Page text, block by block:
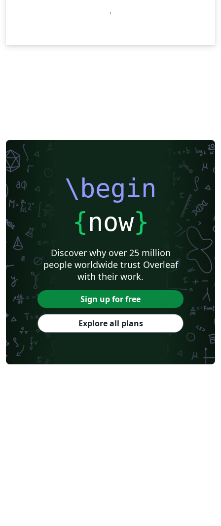
\begin
{now}
Discover why over 25 million
people worldwide trust Overleaf
with their work.
Sign up for free
Explore all plans